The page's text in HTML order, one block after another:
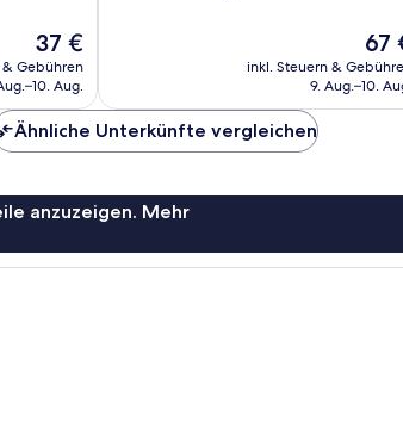
Der
Preis
beträgt
37 €
Gebühren
Aug.
Der
Preis
67
inkl. Steuern &
9. Aug.–10.
Ähnliche Unterkünfte vergleichen
anzuzeigen. Mehr